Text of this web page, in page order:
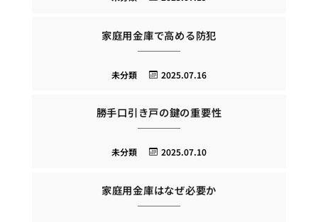
家庭用金庫で高める防犯
2025.07.16
未分類
勝手口引き戸の鍵の重要性
2025.07.10
未分類
家庭用金庫はなぜ必要か